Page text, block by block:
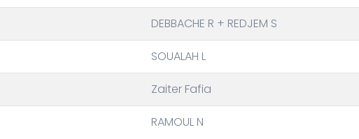
DEBBACHE R + REDJEM S
SOUALAH L
Zaiter Fafia
RAMOUL N